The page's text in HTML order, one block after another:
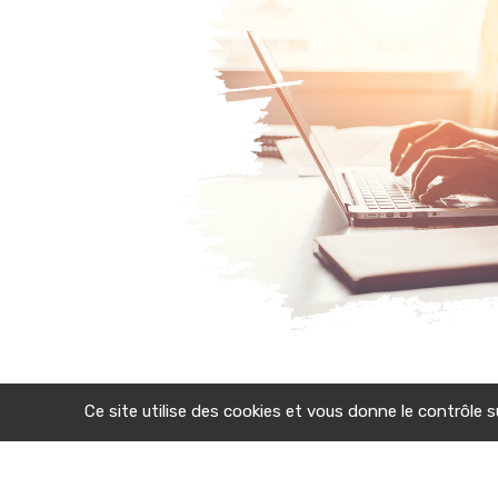
Ce site utilise des cookies et vous donne le contrôle